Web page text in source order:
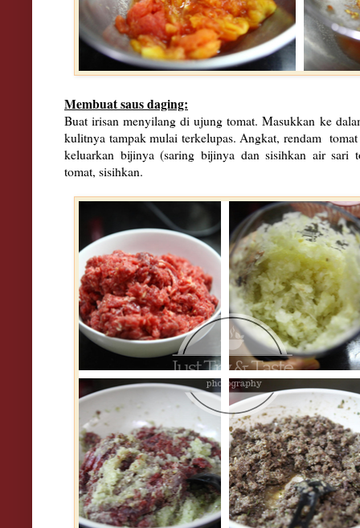
Membuat saus daging:
Buat irisan menyilang di ujung tomat. Masukkan ke
kulitnya tampak mulai terkelupas. Angkat, rendam
keluarkan bijinya (saring bijinya dan sisihkan air sari
tomat, sisihkan.